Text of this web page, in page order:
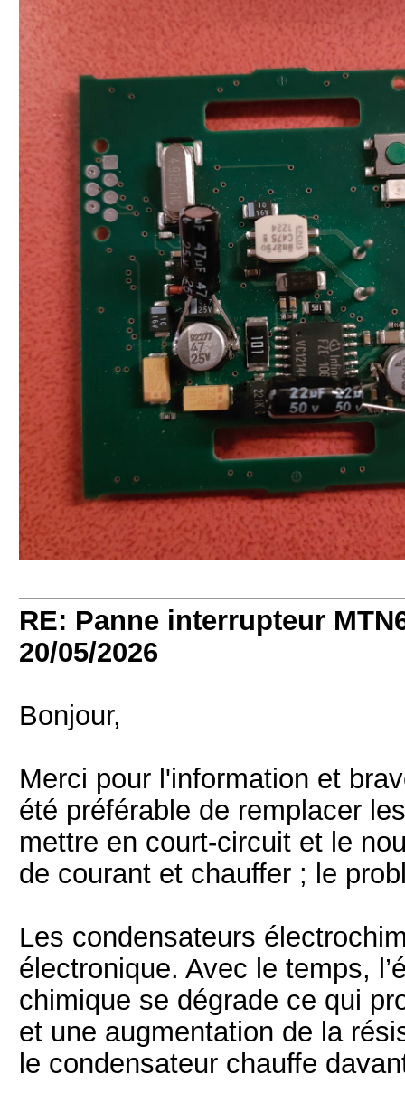
RE: Panne interrupteur
20/05/2026
Bonjour,
Merci pour l'information et
été préférable de remplacer
mettre en court-circuit et le
de courant et chauffer ; le
Les condensateurs
électronique. Avec le temps,
chimique se dégrade ce qui
et une augmentation de la
le condensateur chauffe